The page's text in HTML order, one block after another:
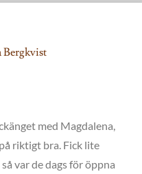
Bergkvist
med Magdalena,
riktigt bra. Fick lite
var de dags för öppna